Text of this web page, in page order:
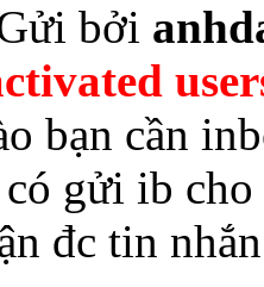
bởi
bạn cần
gửi ib cho
đc tin